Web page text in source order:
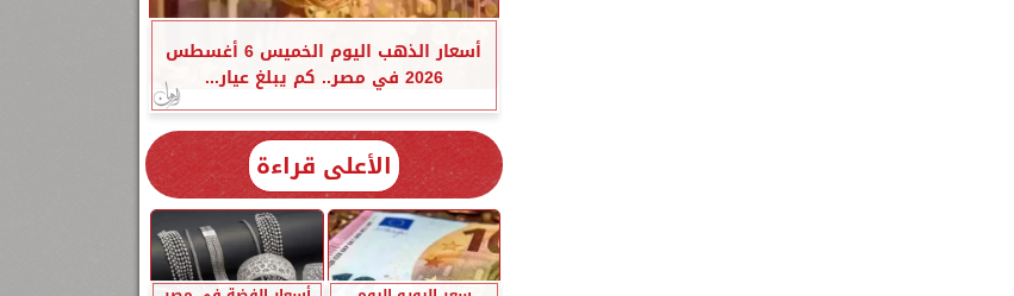
أسعار الذهب اليوم الخميس 6 أغسطس
2026 في مصر.. كم يبلغ عيار...
الأعلى قراءة